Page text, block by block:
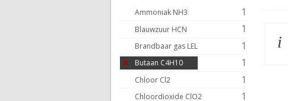
Ammoniak NH3 1
Blauwzuur HCN 1
Brandbaar gas LEL 1
Butaan C4H10 1
Chloor Cl2 1
Chloordioxide ClO2 1